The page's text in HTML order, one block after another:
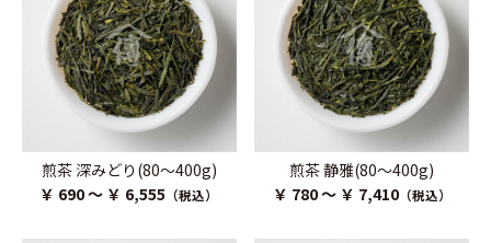
煎茶 深みどり(80～400g)
￥ 690 ～ ￥ 6,555 （税込）
煎茶 静雅(80～400g)
￥ 780 ～ ￥ 7,410（税込）